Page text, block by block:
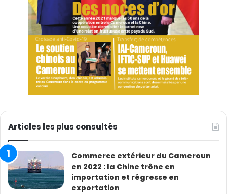
Articles les plus consultés
Commerce extérieur du Cameroun
en 2022 : la Chine trône en
importation et régresse en
exportation